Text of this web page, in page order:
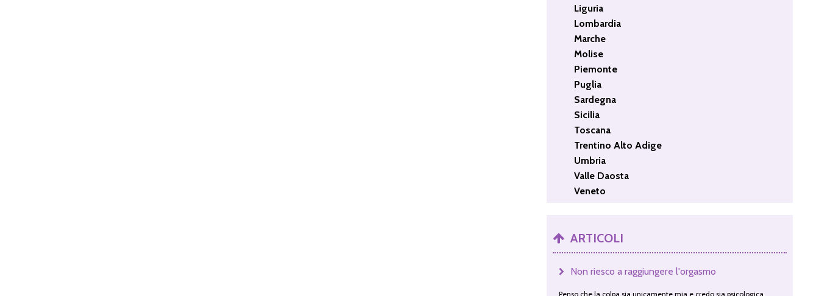
Liguria
Lombardia
Marche
Molise
Piemonte
Puglia
Sardegna
Sicilia
Toscana
Trentino Alto Adige
Umbria
Valle Daosta
Veneto
ARTICOLI
Non riesco a raggiungere l'orgasmo
Penso che la colpa sia unicamente mia e credo sia psicologica.